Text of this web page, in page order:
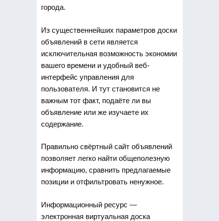
города.
Из существеннейших параметров доски
объявлений в сети является
исключительная возможность экономии
вашего времени и удобный веб-
интерфейс управления для
пользователя. И тут становится не
важным тот факт, подаёте ли вы
объявление или же изучаете их
содержание.
Правильно свёртный сайт объявлений
позволяет легко найти общеполезную
информацию, сравнить предлагаемые
позиции и отфильтровать ненужное.
Информационный ресурс —
электронная виртуальная доска